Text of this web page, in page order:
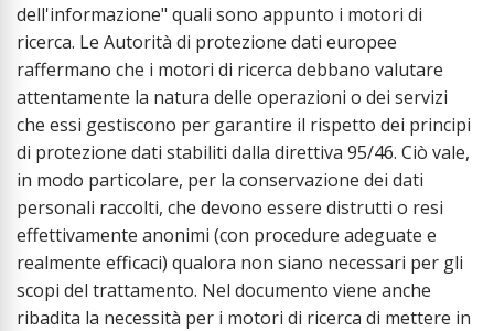
dell'informazione" quali sono appunto i motori di
ricerca. Le Autorità di protezione dati europee
raffermano che i motori di ricerca debbano valutare
attentamente la natura delle operazioni o dei servizi
che essi gestiscono per garantire il rispetto dei principi
di protezione dati stabiliti dalla direttiva 95/46. Ciò vale,
in modo particolare, per la conservazione dei dati
personali raccolti, che devono essere distrutti o resi
effettivamente anonimi (con procedure adeguate e
realmente efficaci) qualora non siano necessari per gli
scopi del trattamento. Nel documento viene anche
ribadita la necessità per i motori di ricerca di mettere in